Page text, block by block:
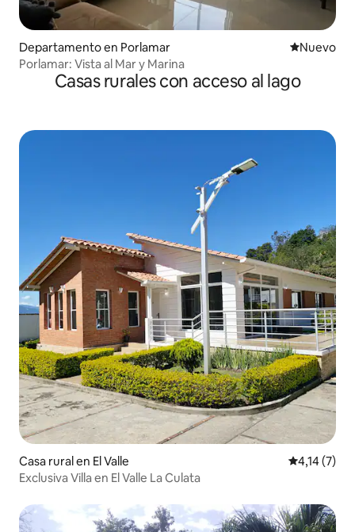
Departamento en Porlamar Lugar
Nuevo
Porlamar: Vista al Mar y Marina
Casas rurales con acceso al lago
Casa rural en El Valle Calificación
4,14 (7)
Exclusiva Villa en El Valle La Culata